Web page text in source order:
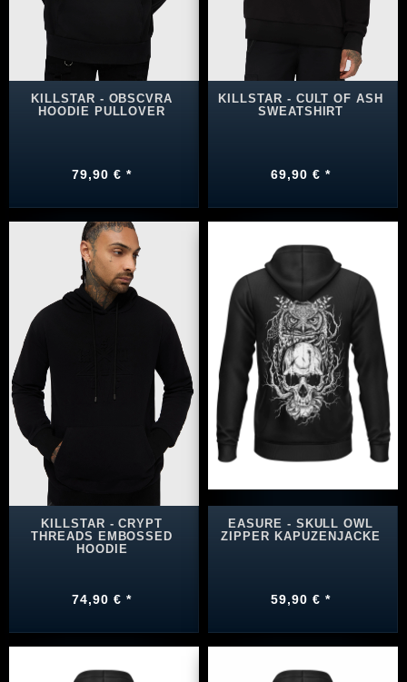
KILLSTAR - OBSCVRA
HOODIE PULLOVER
79,90 € *
KILLSTAR - CULT OF ASH
SWEATSHIRT
69,90 € *
KILLSTAR - CRYPT
THREADS EMBOSSED
HOODIE
74,90 € *
EASURE - SKULL OWL
ZIPPER KAPUZENJACKE
59,90 € *